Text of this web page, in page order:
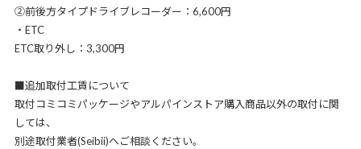
②前後方タイプドライブレコーダー：6,600円
・ETC
ETC取り外し：3,300円
■追加取付工賃について
取付コミコミパッケージやアルパインストア購入商品以外の取付に関
しては、
別途取付業者(Seibii)へご相談ください。